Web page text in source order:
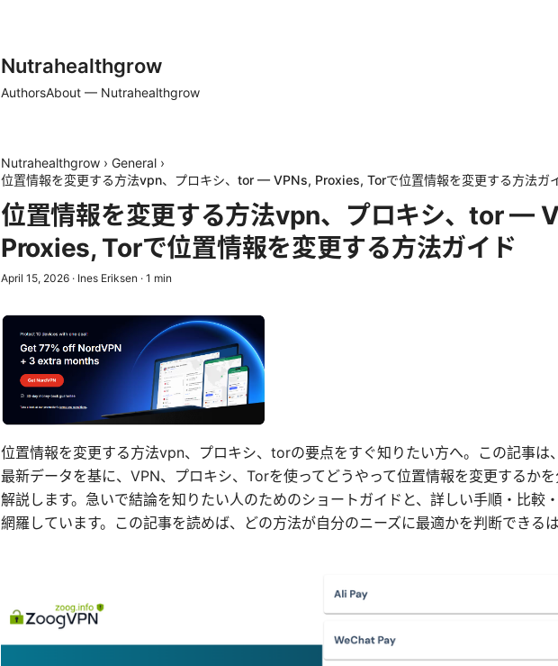
Nutrahealthgrow
AuthorsAbout — Nutrahealthgrow
Nutrahealthgrow › General ›
位置情報を変更する方法vpn、プロキシ、tor — VPNs, Proxies, Torで位置情報を変更する方法ガ
位置情報を変更する方法vpn、プロキシ、tor —
Proxies, Torで位置情報を変更する方法ガイド
April 15, 2026 · Ines Eriksen · 1 min
位置情報を変更する方法vpn、プロキシ、torの要点をすぐ知りたい方へ。この記事は
最新データを基に、VPN、プロキシ、Torを使ってどうやって位置情報を変更するかを
解説します。急いで結論を知りたい人のためのショートガイドと、詳しい手順・比較
網羅しています。この記事を読めば、どの方法が自分のニーズに最適かを判断できるは